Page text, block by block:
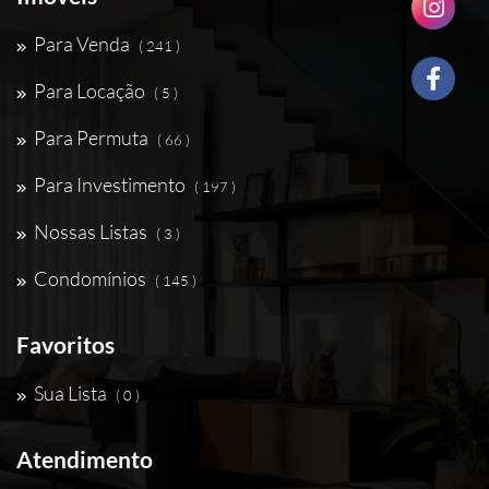
Para Venda ( 241 )
Para Locação ( 5 )
Para Permuta ( 66 )
Para Investimento ( 197 )
Nossas Listas ( 3 )
Condomínios ( 145 )
Favoritos
Sua Lista ( 0 )
Atendimento